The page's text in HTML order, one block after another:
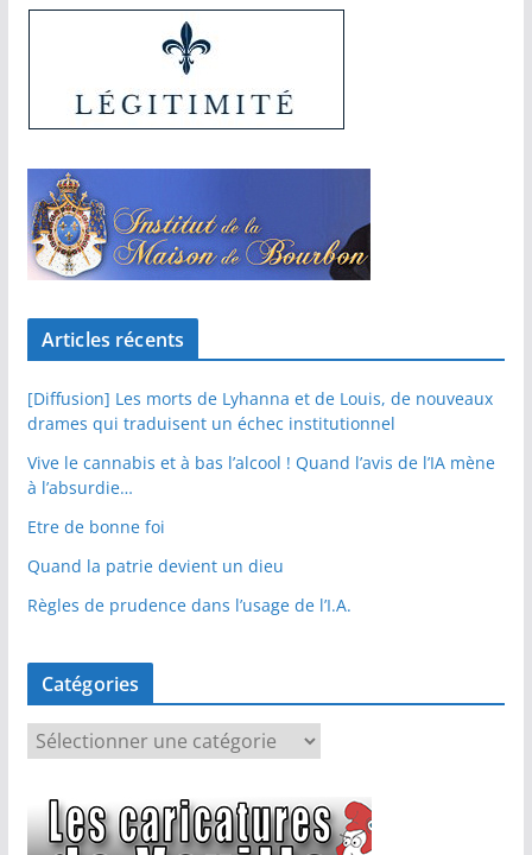
Articles récents
[Diffusion] Les morts de Lyhanna et de Louis, de nouveaux
drames qui traduisent un échec institutionnel
Vive le cannabis et à bas l’alcool ! Quand l’avis de l’IA mène
à l’absurdie…
Etre de bonne foi
Quand la patrie devient un dieu
Règles de prudence dans l’usage de l’I.A.
Catégories
é